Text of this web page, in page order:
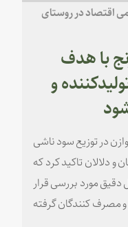
اقتصاد در روستای
با هدف
و
در توزیع سود ناشی
و دلالان تاکید کرد که
دقیق مورد بررسی قرار
و مصرف کنندگان گرفته